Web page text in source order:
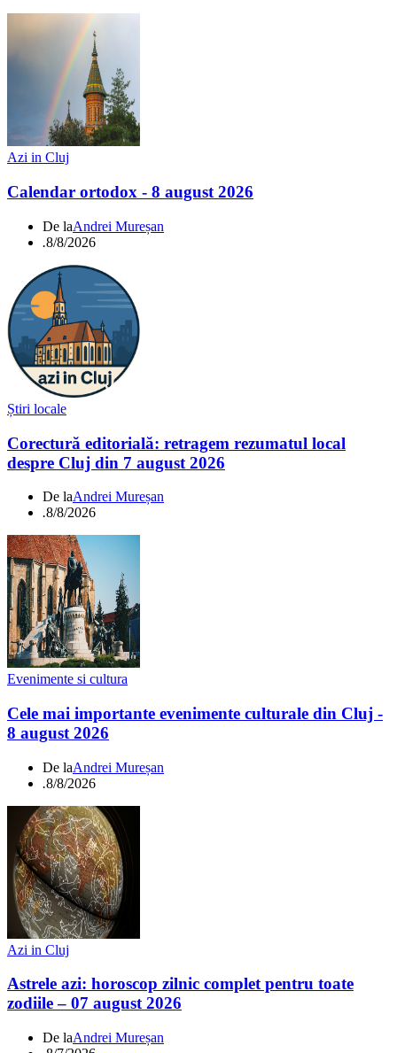
Azi in Cluj
Calendar ortodox - 8 august 2026
De laAndrei Mureșan
.8/8/2026
Știri locale
Corectură editorială: retragem rezumatul local
despre Cluj din 7 august 2026
De laAndrei Mureșan
.8/8/2026
Evenimente si cultura
Cele mai importante evenimente culturale din Cluj -
8 august 2026
De laAndrei Mureșan
.8/8/2026
Azi in Cluj
Astrele azi: horoscop zilnic complet pentru toate
zodiile – 07 august 2026
De laAndrei Mureșan